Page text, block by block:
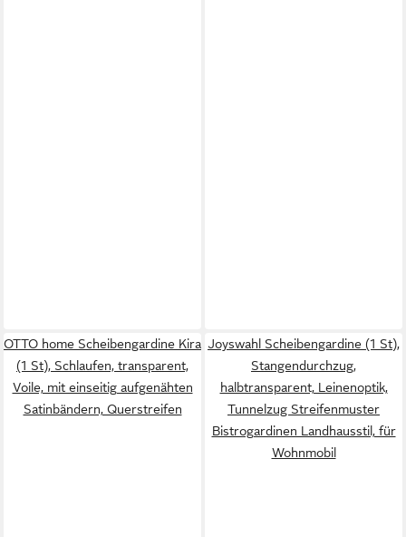
OTTO home Scheibengardine Kira
(1 St), Schlaufen, transparent,
Voile, mit einseitig aufgenähten
Satinbändern, Querstreifen
Joyswahl Scheibengardine (1 St),
Stangendurchzug,
halbtransparent, Leinenoptik,
Tunnelzug Streifenmuster
Bistrogardinen Landhausstil, für
Wohnmobil